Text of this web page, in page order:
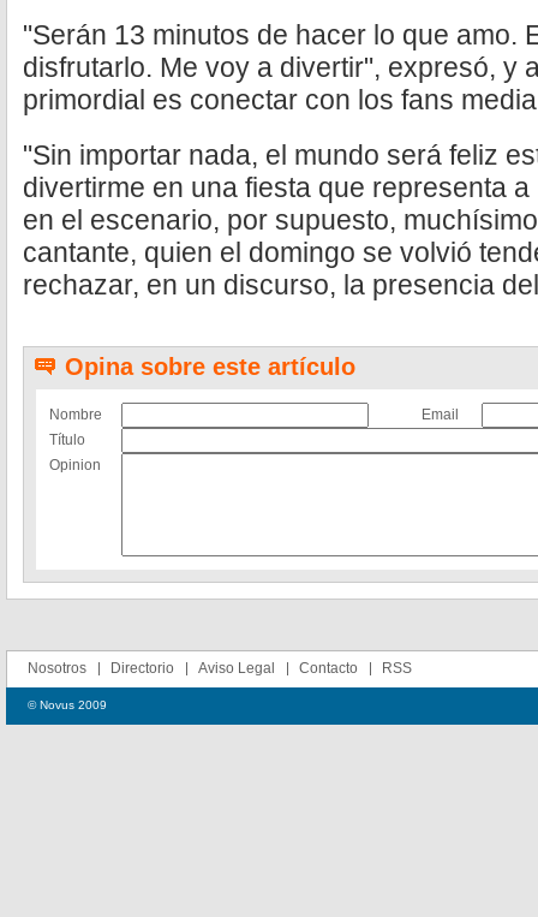
"Serán 13 minutos de hacer lo que amo.
disfrutarlo. Me voy a divertir", expresó, y
primordial es conectar con los fans
"Sin importar nada, el mundo será feliz
divertirme en una fiesta que representa
en el escenario, por supuesto,
cantante, quien el domingo se volvió
rechazar, en un discurso, la presencia
Opina sobre este artículo
Nombre
Email
Título
Opinion
Nosotros Directorio Aviso Legal Contacto RSS
© Novus 2009